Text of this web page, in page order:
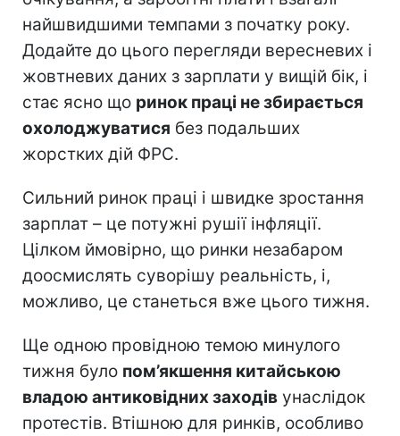
найшвидшими темпами з початку року.
Додайте до цього перегляди вересневих і
жовтневих даних з зарплати у вищій бік, і
стає ясно що ринок праці не збирається
охолоджуватися без подальших
жорстких дій ФРС.
Сильний ринок праці і швидке зростання
зарплат – це потужні рушії інфляції.
Цілком ймовірно, що ринки незабаром
доосмислять суворішу реальність, і,
можливо, це станеться вже цього тижня.
Ще одною провідною темою минулого
тижня було пом’якшення китайською
владою антиковідних заходів унаслідок
протестів. Втішною для ринків, особливо